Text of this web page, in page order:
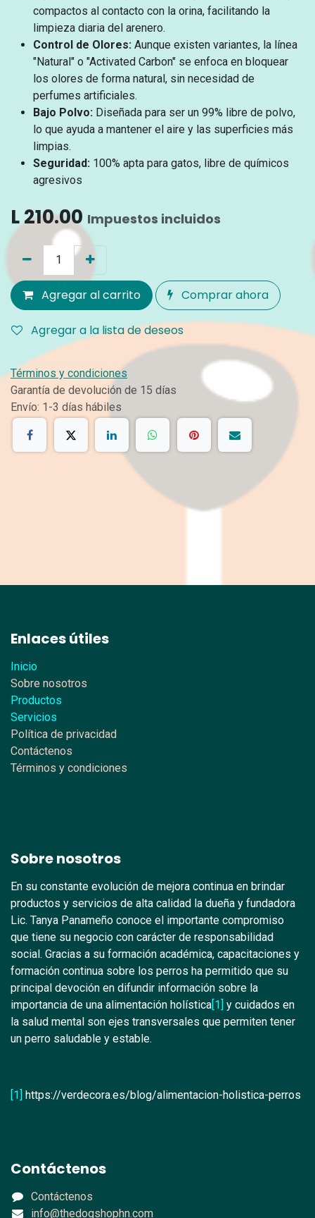
compactos al contacto con la orina, facilitando la
limpieza diaria del arenero.
Control de Olores: Aunque existen variantes, la línea
"Natural" o "Activated Carbon" se enfoca en bloquear
los olores de forma natural, sin necesidad de
perfumes artificiales.
Bajo Polvo: Diseñada para ser un 99% libre de polvo,
lo que ayuda a mantener el aire y las superficies más
limpias.
Seguridad: 100% apta para gatos, libre de químicos
agresivos
L210.00 Impuestos incluidos
Agregar al carrito Comprar ahora
Agregar a la lista de deseos
Términos y condiciones
Garantía de devolución de 15 días
Envío: 1-3 días hábiles
Enlaces útiles
Inicio
Sobre nosotros
Productos
Servicios
Política de privacidad
Contáctenos
Términos y condiciones
Sobre nosotros
En su constante evolución de mejora continua en brindar
productos y servicios de alta calidad la dueña y fundadora
Lic. Tanya Panameño conoce el importante compromiso
que tiene su negocio con carácter de responsabilidad
social. Gracias a su formación académica, capacitaciones y
formación continua sobre los perros ha permitido que su
principal devoción en difundir información sobre la
importancia de una alimentación holística[1] y cuidados en
la salud mental son ejes transversales que permiten tener
un perro saludable y estable.
[1] https://verdecora.es/blog/alimentacion-holistica-perros
Contáctenos
Contáctenos
info@thedogshophn.com